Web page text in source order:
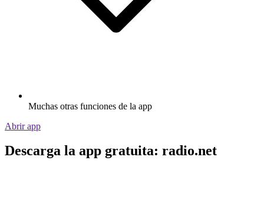
Muchas otras funciones de la app
Abrir app
Descarga la app gratuita: radio.net